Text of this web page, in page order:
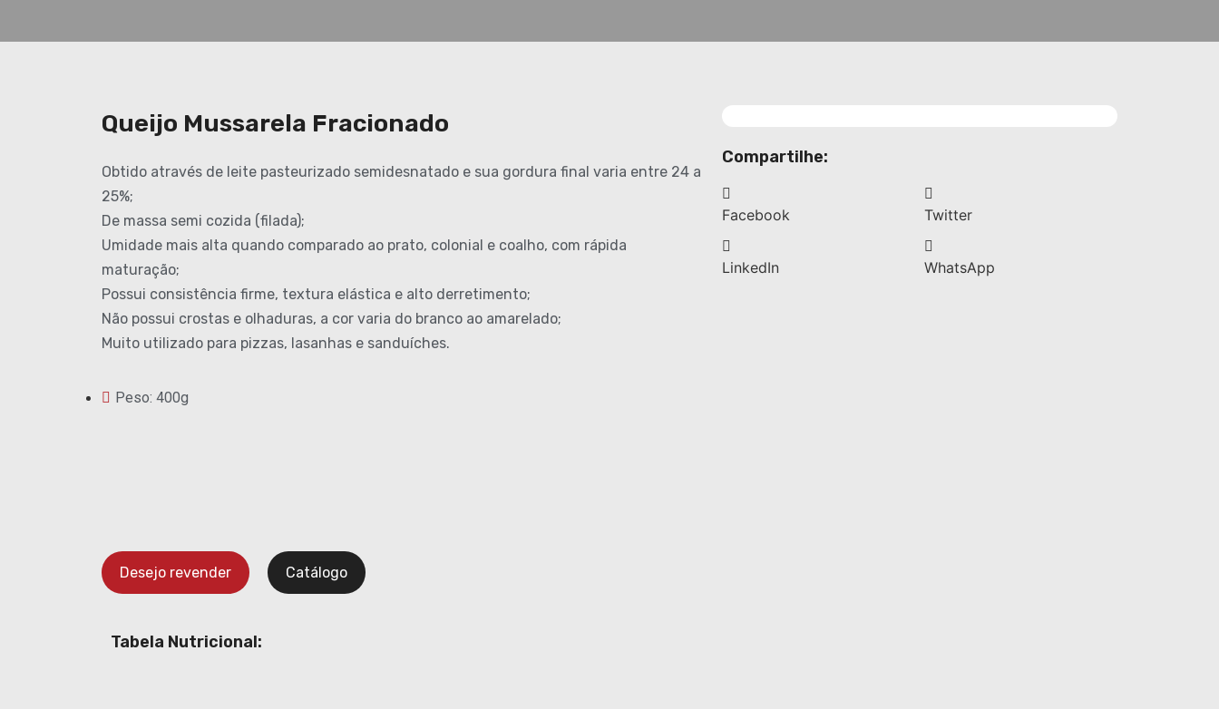
Queijo Mussarela Fracionado
Obtido através de leite pasteurizado semidesnatado e sua gordura final varia entre 24 a
25%;
De massa semi cozida (filada);
Umidade mais alta quando comparado ao prato, colonial e coalho, com rápida
maturação;
Possui consistência firme, textura elástica e alto derretimento;
Não possui crostas e olhaduras, a cor varia do branco ao amarelado;
Muito utilizado para pizzas, lasanhas e sanduíches.
Peso: 400g
Desejo revender Catálogo
Tabela Nutricional:
Compartilhe:
Facebook Twitter
LinkedIn WhatsApp